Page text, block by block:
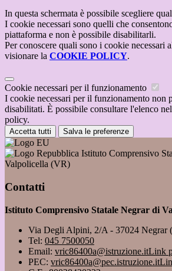
In questa schermata è possibile scegliere
I cookie necessari sono quelli che
piattaforma e non è possibile disabilitarli.
Per conoscere quali sono i cookie necessari
visionare la COOKIE POLICY.
Cookie necessari per il funzionamento
I cookie necessari per il funzionamento non
disabilitati. È possibile consultare l'elenco
policy.
Accetta tutti Salva le preferenze
Istituto Comprensivo
Valpolicella (VR)
Contatti
Istituto Comprensivo Statale Negrar di
Via Degli Alpini, 2/A - 37024 Negrar
Tel: 045 7500050
Email: vric86400a@istruzione.itLink
PEC: vric86400a@pec.istruzione.it